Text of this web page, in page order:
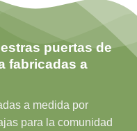
puertas de
fabricadas a
a medida por
para la comunidad